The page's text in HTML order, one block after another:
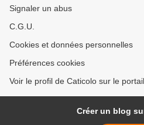
Signaler un abus
C.G.U.
Cookies et données personnelles
Préférences cookies
Voir le profil de Caticolo sur le
Créer un blog